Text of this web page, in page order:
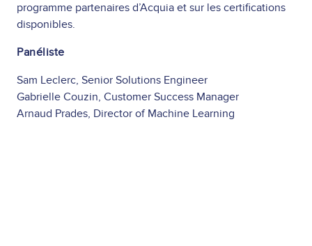
programme partenaires d’Acquia et sur les certifications
disponibles.
Panéliste
Sam Leclerc, Senior Solutions Engineer
Gabrielle Couzin, Customer Success Manager
Arnaud Prades, Director of Machine Learning